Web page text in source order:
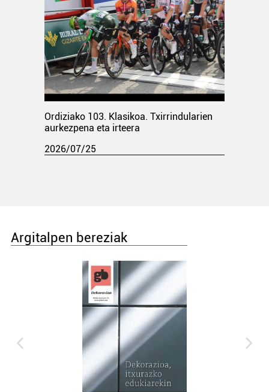
Ordiziako 103. Klasikoa. Txirrindularien
aurkezpena eta irteera
2026/07/25
Argitalpen bereziak